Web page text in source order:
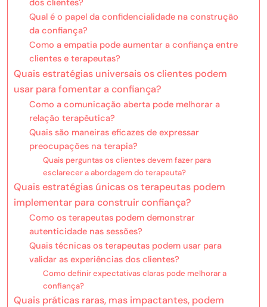
Qual é o papel da confidencialidade na construção
da confiança?
Como a empatia pode aumentar a confiança entre
clientes e terapeutas?
Quais estratégias universais os clientes podem
usar para fomentar a confiança?
Como a comunicação aberta pode melhorar a
relação terapêutica?
Quais são maneiras eficazes de expressar
preocupações na terapia?
Quais perguntas os clientes devem fazer para
esclarecer a abordagem do terapeuta?
Quais estratégias únicas os terapeutas podem
implementar para construir confiança?
Como os terapeutas podem demonstrar
autenticidade nas sessões?
Quais técnicas os terapeutas podem usar para
validar as experiências dos clientes?
Como definir expectativas claras pode melhorar a
confiança?
Quais práticas raras, mas impactantes, podem